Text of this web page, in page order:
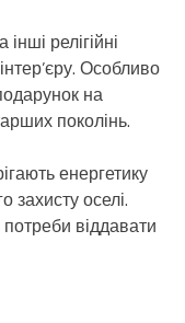
релігійні
Особливо
на
поколінь.
енергетику
захисту оселі.
віддавати